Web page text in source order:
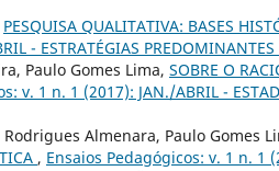
PESQUISA QUALITATIVA: BASES
- ESTRATÉGIAS
Paulo Gomes Lima, SOBRE O
v. 1 n. 1 (2017): JAN./ABRIL -
Almenara, Paulo Gomes
, Ensaios Pedagógicos: v. 1 n. 1